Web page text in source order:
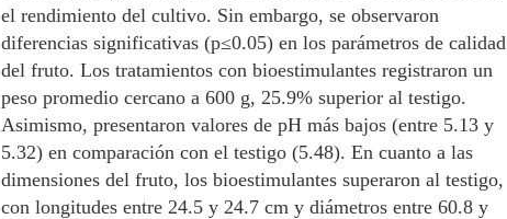
el rendimiento del cultivo. Sin embargo, se observaron
diferencias significativas (p≤0.05) en los parámetros de calidad
del fruto. Los tratamientos con bioestimulantes registraron un
peso promedio cercano a 600 g, 25.9% superior al testigo.
Asimismo, presentaron valores de pH más bajos (entre 5.13 y
5.32) en comparación con el testigo (5.48). En cuanto a las
dimensiones del fruto, los bioestimulantes superaron al testigo,
con longitudes entre 24.5 y 24.7 cm y diámetros entre 60.8 y